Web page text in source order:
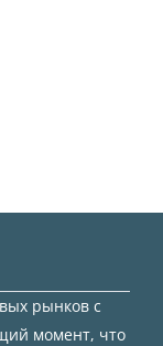
рынков с
момент, что